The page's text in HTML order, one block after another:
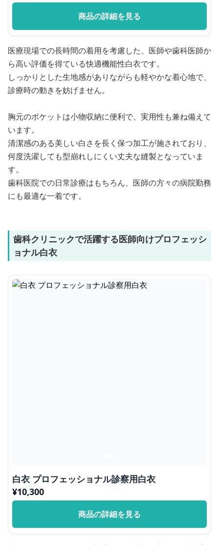
商品の詳細を見る
医療現場での長時間の着用を考慮した、医師や歯科医師か
ら高い評価を得ている快適機能性白衣です。
しっかりとした生地感がありながらも軽やかな着心地で、
診療時の動きを妨げません。
胸元のポケットは小物収納に便利で、実用性も兼ね備えて
います。
清潔感のある美しい白さを長く保つ加工が施されており、
何度洗濯しても型崩れしにくい丈夫な縫製となっていま
す。
歯科医院での日常診療はもちろん、医師の方々の病院勤務
にも最適な一着です。
歯科クリニックで活躍する医師向けプロフェッシ
ョナル白衣
白衣 プロフェッショナル診察用白衣
¥10,300
商品の詳細を見る